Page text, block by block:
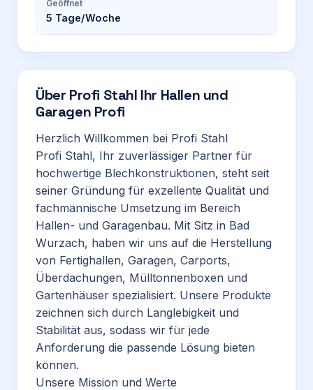
Geöffnet
5 Tage/Woche
Über Profi Stahl Ihr Hallen und
Garagen Profi
Herzlich Willkommen bei Profi Stahl
Profi Stahl, Ihr zuverlässiger Partner für
hochwertige Blechkonstruktionen, steht seit
seiner Gründung für exzellente Qualität und
fachmännische Umsetzung im Bereich
Hallen- und Garagenbau. Mit Sitz in Bad
Wurzach, haben wir uns auf die Herstellung
von Fertighallen, Garagen, Carports,
Überdachungen, Mülltonnenboxen und
Gartenhäuser spezialisiert. Unsere Produkte
zeichnen sich durch Langlebigkeit und
Stabilität aus, sodass wir für jede
Anforderung die passende Lösung bieten
können.
Unsere Mission und Werte